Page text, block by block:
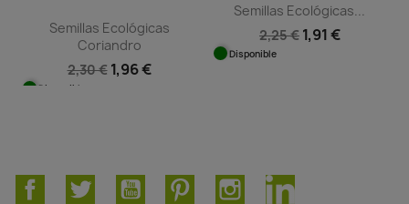
Semillas Ecológicas
Coriandro
2,30 € 1,96 €
Disponible
Semillas Ecológicas...
2,25 € 1,91 €
Disponible
FacebookTwitter YouTube PinterestInstagramLinkedIn